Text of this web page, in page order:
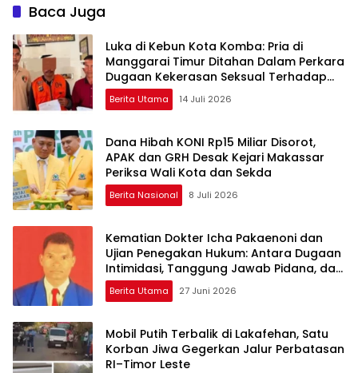
Baca Juga
Luka di Kebun Kota Komba: Pria di
Manggarai Timur Ditahan Dalam Perkara
Dugaan Kekerasan Seksual Terhadap
Anak
Berita Utama 14 Juli 2026
Dana Hibah KONI Rp15 Miliar Disorot,
APAK dan GRH Desak Kejari Makassar
Periksa Wali Kota dan Sekda
Berita Nasional 8 Juli 2026
Kematian Dokter Icha Pakaenoni dan
Ujian Penegakan Hukum: Antara Dugaan
Intimidasi, Tanggung Jawab Pidana, dan
Etika Kekuasaan
Berita Utama 27 Juni 2026
Mobil Putih Terbalik di Lakafehan, Satu
Korban Jiwa Gegerkan Jalur Perbatasan
RI–Timor Leste